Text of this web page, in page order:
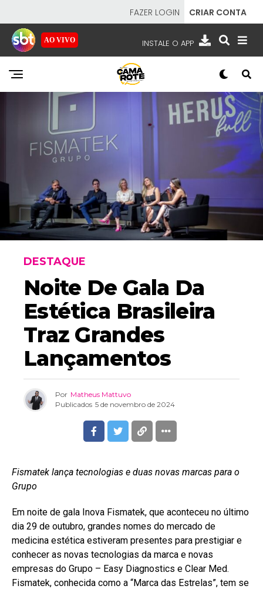
FAZER LOGIN CRIAR CONTA
AO VIVO INSTALE O APP
EMISSORAS
APP TV SBT
DESTAQUE
Noite De Gala Da
Estética Brasileira
Traz Grandes
Lançamentos
Por Matheus Mattuvo
Publicados 5 de novembro de 2024
Fismatek lança tecnologias e duas novas marcas para o
Grupo
Em noite de gala Inova Fismatek, que aconteceu no último
dia 29 de outubro, grandes nomes do mercado de
medicina estética estiveram presentes para prestigiar e
conhecer as novas tecnologias da marca e novas
empresas do Grupo – Easy Diagnostics e Clear Med.
Fismatek, conhecida como a “Marca das Estrelas”, tem se